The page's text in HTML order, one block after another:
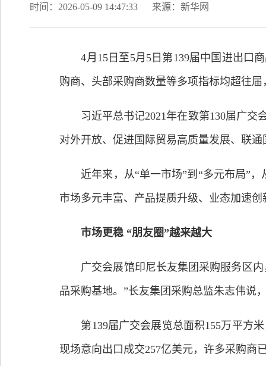
时间：2026-05-09 14:47:33 来源：新华网
4月15日至5月5日第139届中国进出口商
购商、头部采购商数量等多项指标均超往
习近平总书记2021年在致第130届广交
对外开放、促进国际贸易高质量发展、联
近年来，从“单一市场”到“多元布局”，
市场多元丰富、产品提质升级、业态加速创
市场更稳 “朋友圈”越来越大
广交会展馆印尼长友集团采购服务区内
品采购基地。”长友集团采购总监朱志伟说
第139届广交会展览总面积155万平方米
现场意向出口成交257亿美元，许多采购商